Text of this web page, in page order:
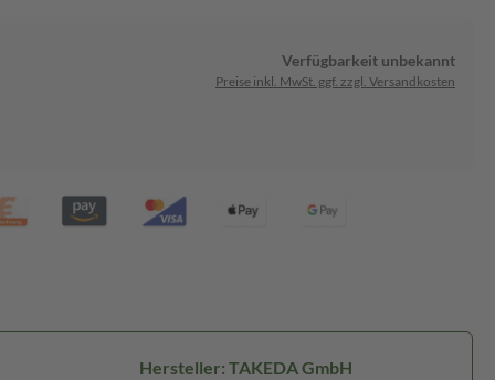
Verfügbarkeit unbekannt
Preise inkl. MwSt. ggf. zzgl. Versandkosten
Hersteller: TAKEDA GmbH